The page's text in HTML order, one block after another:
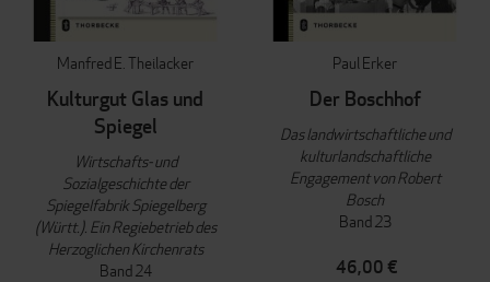
Manfred E. Theilacker
Kulturgut Glas und
Spiegel
Wirtschafts- und
Sozialgeschichte der
Spiegelfabrik Spiegelberg
(Württ.). Ein Regiebetrieb des
Herzoglichen Kirchenrats
Band 24
Paul Erker
Der Boschhof
Das landwirtschaftliche und
kulturlandschaftliche
Engagement von Robert
Bosch
Band 23
46,00 €